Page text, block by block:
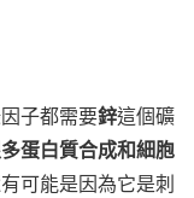
子都需要鋅這個礦
蛋白質合成和細胞
有可能是因為它是刺